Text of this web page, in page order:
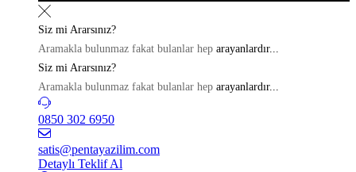
Siz mi Ararsınız?
Aramakla bulunmaz fakat bulanlar hep arayanlardır...
Siz mi Ararsınız?
Aramakla bulunmaz fakat bulanlar hep arayanlardır...
0850 302 6950
satis@pentayazilim.com
Detaylı Teklif Al